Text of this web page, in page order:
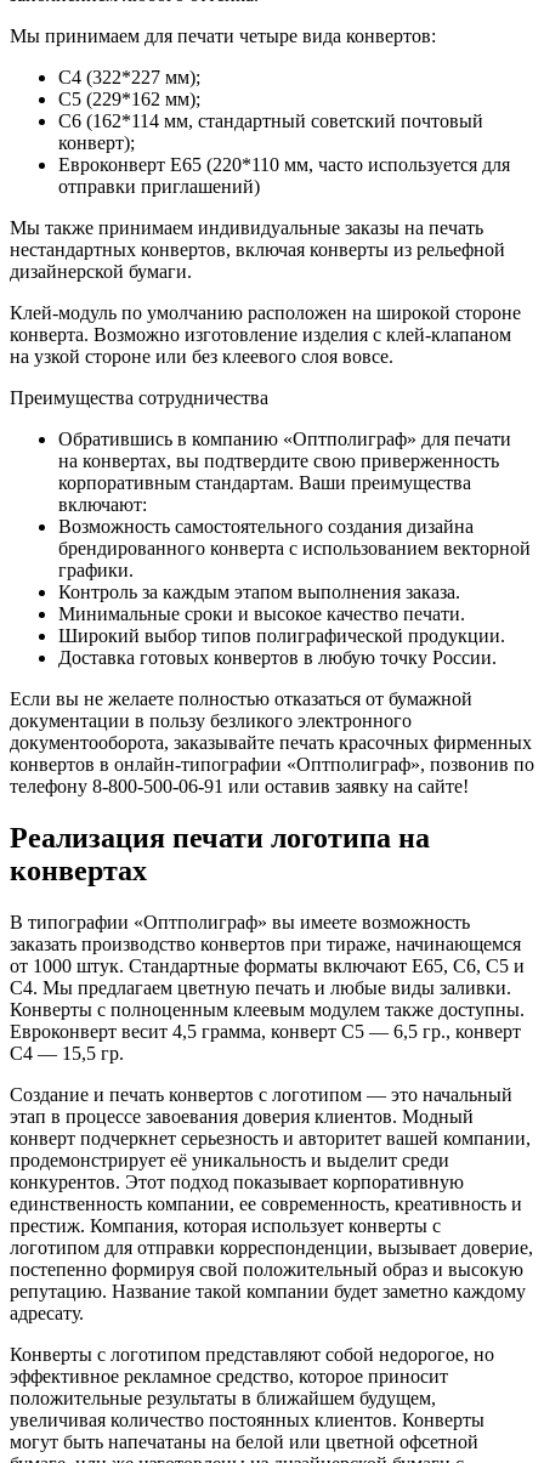
Мы принимаем для печати четыре вида конвертов:
C4 (322*227 мм);
C5 (229*162 мм);
C6 (162*114 мм, стандартный советский почтовый
конверт);
Евроконверт E65 (220*110 мм, часто используется для
отправки приглашений)
Мы также принимаем индивидуальные заказы на печать
нестандартных конвертов, включая конверты из рельефной
дизайнерской бумаги.
Клей-модуль по умолчанию расположен на широкой стороне
конверта. Возможно изготовление изделия с клей-клапаном
на узкой стороне или без клеевого слоя вовсе.
Преимущества сотрудничества
Обратившись в компанию «Оптполиграф» для печати
на конвертах, вы подтвердите свою приверженность
корпоративным стандартам. Ваши преимущества
включают:
Возможность самостоятельного создания дизайна
брендированного конверта с использованием векторной
графики.
Контроль за каждым этапом выполнения заказа.
Минимальные сроки и высокое качество печати.
Широкий выбор типов полиграфической продукции.
Доставка готовых конвертов в любую точку России.
Если вы не желаете полностью отказаться от бумажной
документации в пользу безликого электронного
документооборота, заказывайте печать красочных фирменных
конвертов в онлайн-типографии «Оптполиграф», позвонив по
телефону 8-800-500-06-91 или оставив заявку на сайте!
Реализация печати логотипа на
конвертах
В типографии «Оптполиграф» вы имеете возможность
заказать производство конвертов при тираже, начинающемся
от 1000 штук. Стандартные форматы включают Е65, С6, С5 и
С4. Мы предлагаем цветную печать и любые виды заливки.
Конверты с полноценным клеевым модулем также доступны.
Евроконверт весит 4,5 грамма, конверт С5 — 6,5 гр., конверт
С4 — 15,5 гр.
Создание и печать конвертов с логотипом — это начальный
этап в процессе завоевания доверия клиентов. Модный
конверт подчеркнет серьезность и авторитет вашей компании,
продемонстрирует её уникальность и выделит среди
конкурентов. Этот подход показывает корпоративную
единственность компании, ее современность, креативность и
престиж. Компания, которая использует конверты с
логотипом для отправки корреспонденции, вызывает доверие,
постепенно формируя свой положительный образ и высокую
репутацию. Название такой компании будет заметно каждому
адресату.
Конверты с логотипом представляют собой недорогое, но
эффективное рекламное средство, которое приносит
положительные результаты в ближайшем будущем,
увеличивая количество постоянных клиентов. Конверты
могут быть напечатаны на белой или цветной офсетной